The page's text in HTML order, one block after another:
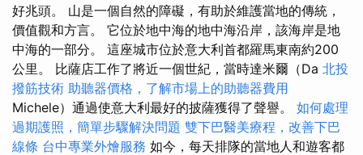
好兆頭。 山是一個自然的障礙，有助於維護當地的傳統，
價值觀和方言。 它位於地中海的地中海沿岸，該海岸是地
中海的一部分。 這座城市位於意大利首都羅馬東南約200
公里。 比薩店工作了將近一個世紀，當時達米爾（Da 北投
撥筋技術 助聽器價格，了解市場上的助聽器費用
Michele）通過使意大利最好的披薩獲得了聲譽。 如何處理
過期護照，簡單步驟解決問題 雙下巴醫美療程，改善下巴
線條 台中專業外燴服務 如今，每天排隊的當地人和遊客都